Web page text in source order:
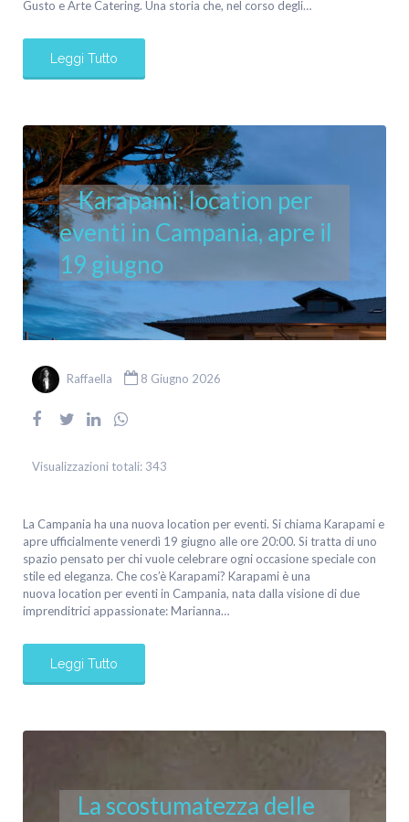
Gusto e Arte Catering. Una storia che, nel corso degli…
Leggi Tutto
Karapami: location per
eventi in Campania, apre il
19 giugno
Raffaella 8 Giugno 2026
Visualizzazioni totali: 343
La Campania ha una nuova location per eventi. Si chiama Karapami e
apre ufficialmente venerdì 19 giugno alle ore 20:00. Si tratta di uno
spazio pensato per chi vuole celebrare ogni occasione speciale con
stile ed eleganza. Che cos’è Karapami? Karapami è una
nuova location per eventi in Campania, nata dalla visione di due
imprenditrici appassionate: Marianna…
Leggi Tutto
La scostumatezza delle